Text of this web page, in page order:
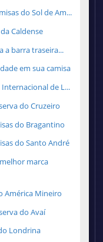
do Sol de Am...
Caldense
a barra traseira...
em sua camisa
de L...
do Cruzeiro
do Bragantino
do Santo André
marca
América Mineiro
do Avaí
Londrina